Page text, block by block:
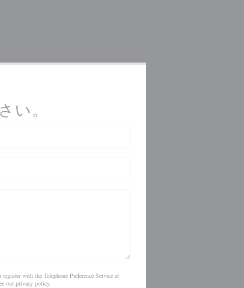
い。
with the Telephone Preference Service at
our privacy policy.